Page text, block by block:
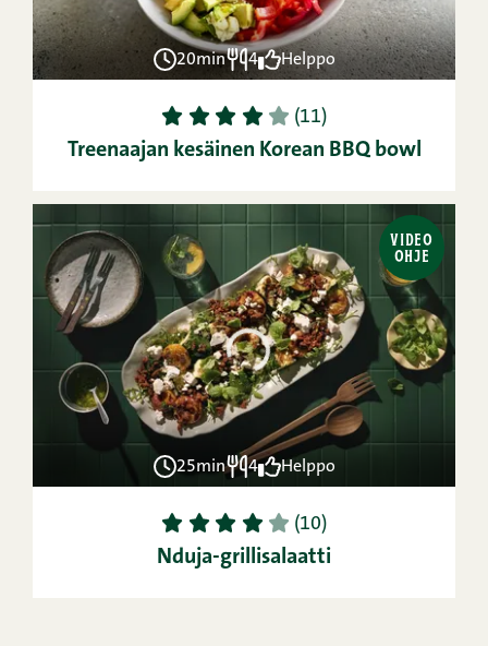
20min 4 Helppo
1 2 3 4 5 (11)
Treenaajan kesäinen Korean BBQ bowl
VIDEO
OHJE
25min 4 Helppo
1 2 3 4 5 (10)
Nduja-grillisalaatti